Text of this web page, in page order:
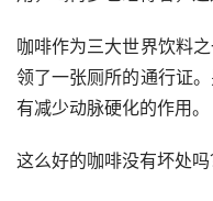
咖啡作为三大世界饮料
领了一张厕所的通行证
有减少动脉硬化的作用。
这么好的咖啡没有坏处吗